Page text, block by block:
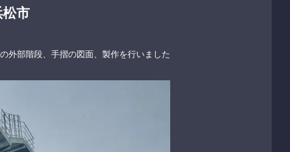
市
部階段、手摺の図面、製作を行いました